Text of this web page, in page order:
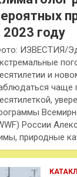
2023 году
ИЗВЕСТИЯ/
и
чаще
России
природные